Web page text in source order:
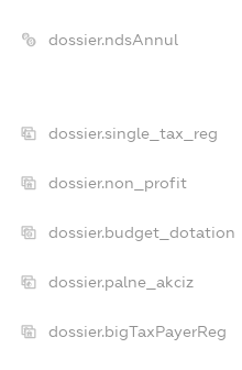
dossier.ndsAnnul
dossier.single_tax_reg
dossier.non_profit
dossier.budget_dotation
dossier.palne_akciz
dossier.bigTaxPayerReg